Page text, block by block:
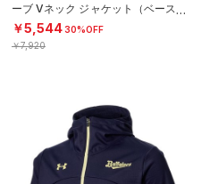
ーブ Vネック ジャケット（ベースボ
ール/MEN）
￥5,54430%OFF
￥7,920